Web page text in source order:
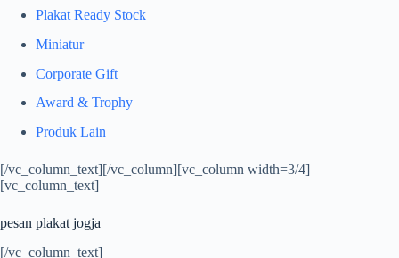
Plakat Ready Stock
Miniatur
Corporate Gift
Award & Trophy
Produk Lain
[/vc_column_text][/vc_column][vc_column width=3/4]
[vc_column_text]
pesan plakat jogja
[/vc_column_text]